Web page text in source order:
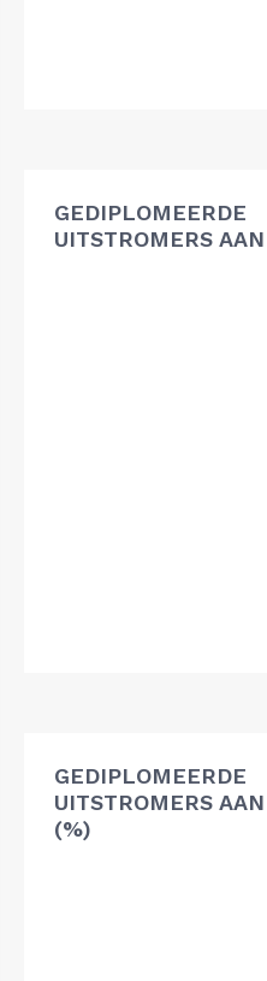
GEDIPLOMEERDE
UITSTROMERS
GEDIPLOMEERDE
UITSTROMERS
(%)